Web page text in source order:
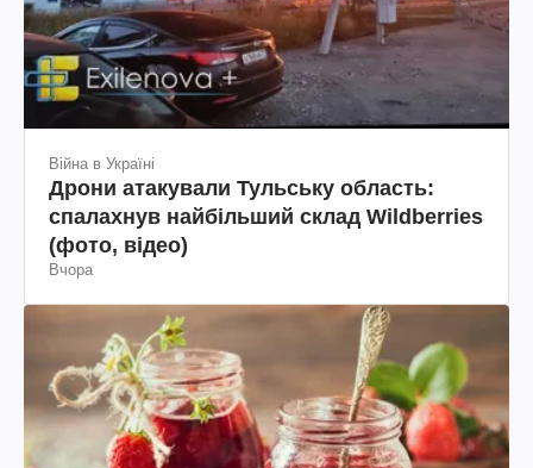
Війна в Україні
Дрони атакували Тульську область:
спалахнув найбільший склад Wildberries
(фото, відео)
Вчора